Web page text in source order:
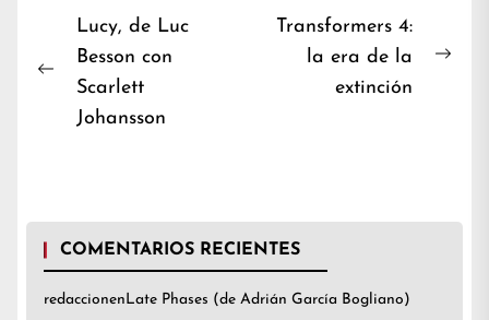
Navegación
de
entradas
Previous
Lucy, de Luc
Besson con
Scarlett
Johansson
Transformers 4:
la era de la
extinción
COMENTARIOS RECIENTES
redaccionen Late Phases (de Adrián García Bogliano)